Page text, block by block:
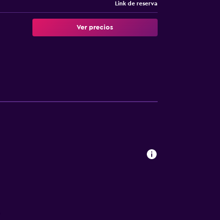
Link de reserva
Ver precios